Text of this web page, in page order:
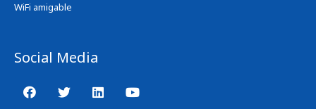
WiFi amigable
Social Media